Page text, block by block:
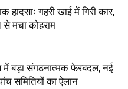
हादसाः गहरी खाई में गिरी कार,
से मचा कोहराम
में बड़ा संगठनात्मक फेरबदल, नई
समितियों का ऐलान